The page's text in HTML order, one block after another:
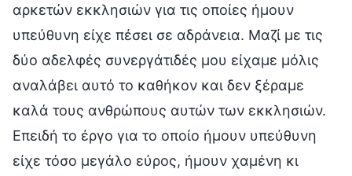
αρκετών εκκλησιών για τις οποίες ήμουν
υπεύθυνη είχε πέσει σε αδράνεια. Μαζί με τις
δύο αδελφές συνεργάτιδές μου είχαμε μόλις
αναλάβει αυτό το καθήκον και δεν ξέραμε
καλά τους ανθρώπους αυτών των εκκλησιών.
Επειδή το έργο για το οποίο ήμουν υπεύθυνη
είχε τόσο μεγάλο εύρος, ήμουν χαμένη κι